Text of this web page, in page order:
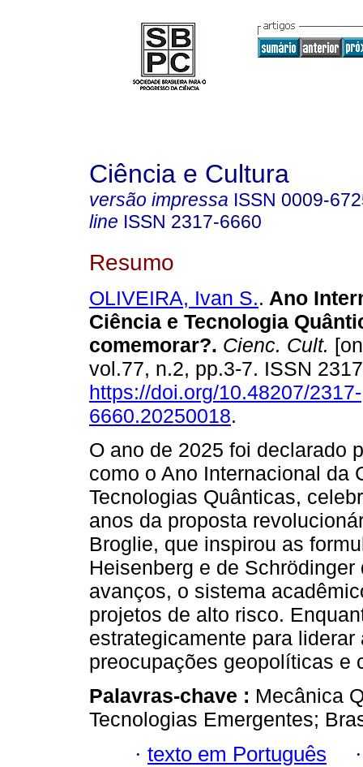
Ciência e Cultura
versão impressa ISSN 0009-
line ISSN 2317-6660
Resumo
OLIVEIRA, Ivan S.. Ano
Ciência e Tecnologia
comemorar?. Cienc. Cult.
vol.77, n.2, pp.3-7. ISSN
https://doi.org/10.48207/2317-
6660.20250018.
O ano de 2025 foi declarado
como o Ano Internacional da
Tecnologias Quânticas,
anos da proposta
Broglie, que inspirou as
Heisenberg e de
avanços, o sistema
projetos de alto risco.
estrategicamente para
preocupações geopolíticas e
Palavras-chave : Mecânica
Tecnologias Emergentes;
· texto em Português